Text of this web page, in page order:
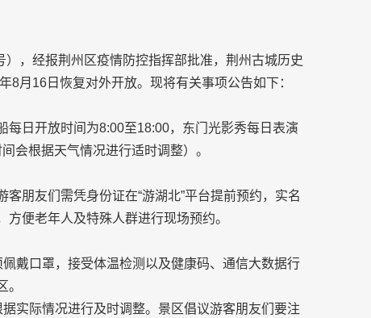
，经报荆州区疫情防控指挥部批准，荆州古城历史
月16日恢复对外开放。现将有关事项公告如下：
日开放时间为8:00至18:00，东门光影秀每日表演
会根据天气情况进行适时调整）。
朋友们需凭身份证在“游湖北”平台提前预约，实名
便老年人及特殊人群进行现场预约。
戴口罩，接受体温检测以及健康码、通信大数据行
。
实际情况进行及时调整。景区倡议游客朋友们要注